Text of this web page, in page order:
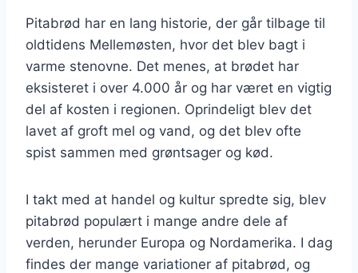
Pitabrød har en lang historie, der går tilbage til
oldtidens Mellemøsten, hvor det blev bagt i
varme stenovne. Det menes, at brødet har
eksisteret i over 4.000 år og har været en vigtig
del af kosten i regionen. Oprindeligt blev det
lavet af groft mel og vand, og det blev ofte
spist sammen med grøntsager og kød.
I takt med at handel og kultur spredte sig, blev
pitabrød populært i mange andre dele af
verden, herunder Europa og Nordamerika. I dag
findes der mange variationer af pitabrød, og